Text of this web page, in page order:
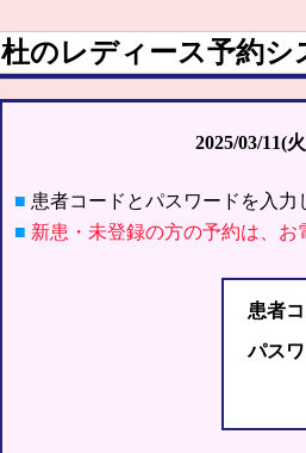
杜のレディース予約シ
2025/03/11(
■ 患者コードとパスワードを入
■ 新患・未登録の方の予約は、
患者
パス